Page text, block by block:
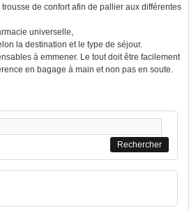
de confort afin de pallier aux différentes
universelle,
la destination et le type de séjour.
à emmener. Le tout doit être facilement
en bagage à main et non pas en soute.